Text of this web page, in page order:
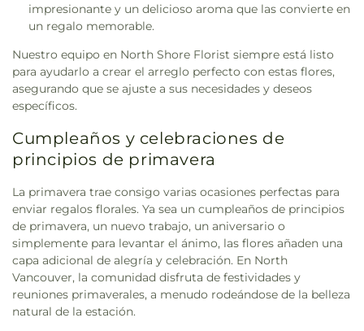
impresionante y un delicioso aroma que las convierte en
un regalo memorable.
Nuestro equipo en North Shore Florist siempre está listo
para ayudarlo a crear el arreglo perfecto con estas flores,
asegurando que se ajuste a sus necesidades y deseos
específicos.
Cumpleaños y celebraciones de
principios de primavera
La primavera trae consigo varias ocasiones perfectas para
enviar regalos florales. Ya sea un cumpleaños de principios
de primavera, un nuevo trabajo, un aniversario o
simplemente para levantar el ánimo, las flores añaden una
capa adicional de alegría y celebración. En North
Vancouver, la comunidad disfruta de festividades y
reuniones primaverales, a menudo rodeándose de la belleza
natural de la estación.